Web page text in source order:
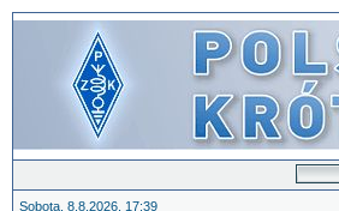
Sobota, 8.8.2026, 17:39